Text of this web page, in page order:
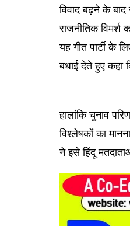
विवाद बढ़ने के
राजनीतिक विमर्श
यह गीत पार्टी के
बधाई देते हुए कहा
हालांकि चुनाव
विश्लेषकों का
ने इसे हिंदू